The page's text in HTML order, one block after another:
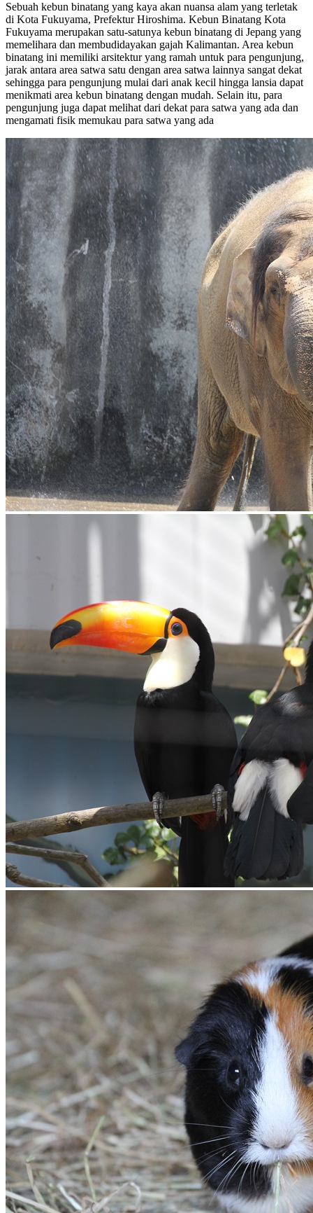
Sebuah kebun binatang yang kaya akan nuansa alam yang terletak
di Kota Fukuyama, Prefektur Hiroshima. Kebun Binatang Kota
Fukuyama merupakan satu-satunya kebun binatang di Jepang yang
memelihara dan membudidayakan gajah Kalimantan. Area kebun
binatang ini memiliki arsitektur yang ramah untuk para pengunjung,
jarak antara area satwa satu dengan area satwa lainnya sangat dekat
sehingga para pengunjung mulai dari anak kecil hingga lansia dapat
menikmati area kebun binatang dengan mudah. Selain itu, para
pengunjung juga dapat melihat dari dekat para satwa yang ada dan
mengamati fisik memukau para satwa yang ada